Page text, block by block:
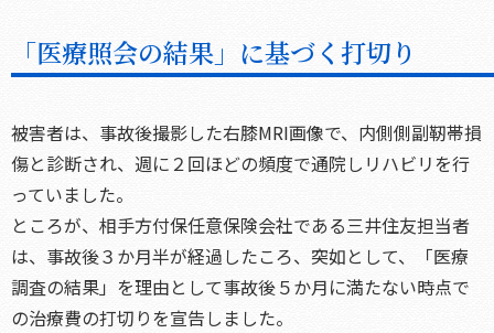
「医療照会の結果」に基づく打切り
被害者は、事故後撮影した右膝MRI画像で、内側側副靭帯損
傷と診断され、週に２回ほどの頻度で通院しリハビリを行
っていました。
ところが、相手方付保任意保険会社である三井住友担当者
は、事故後３か月半が経過したころ、突如として、「医療
調査の結果」を理由として事故後５か月に満たない時点で
の治療費の打切りを宣告しました。